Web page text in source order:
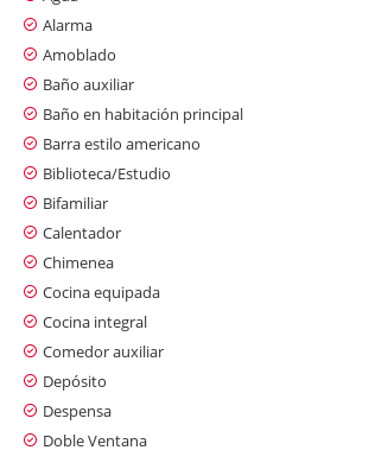
Alarma
Amoblado
Baño auxiliar
Baño en habitación principal
Barra estilo americano
Biblioteca/Estudio
Bifamiliar
Calentador
Chimenea
Cocina equipada
Cocina integral
Comedor auxiliar
Depósito
Despensa
Doble Ventana